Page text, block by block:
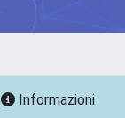
Informazioni